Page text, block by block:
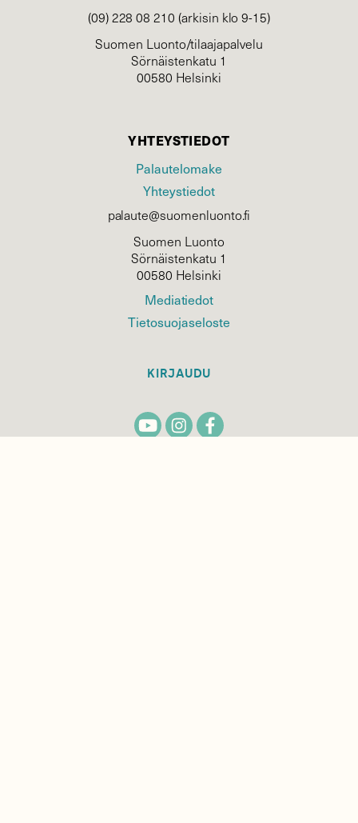
(09) 228 08 210 (arkisin klo 9-15)
Suomen Luonto/tilaajapalvelu
Sörnäistenkatu 1
00580 Helsinki
YHTEYSTIEDOT
Palautelomake
Yhteystiedot
palaute@suomenluonto.fi
Suomen Luonto
Sörnäistenkatu 1
00580 Helsinki
Mediatiedot
Tietosuojaseloste
KIRJAUDU